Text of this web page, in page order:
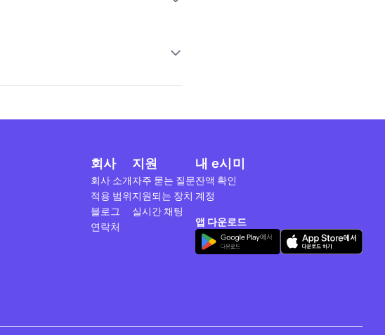
회사
회사 소개
적용 범위
블로그
연락처
지원
자주 묻는 질문
지원되는 장치
실시간 채팅
내 e시미
잔액 확인
계정
앱 다운로드